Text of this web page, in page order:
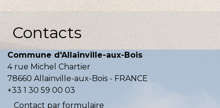
Contacts
Commune d'Allainville-aux-Bois
4 rue Michel Chartier
78660 Allainville-aux-Bois - FRANCE
+33 1 30 59 00 03
Contact par formulaire